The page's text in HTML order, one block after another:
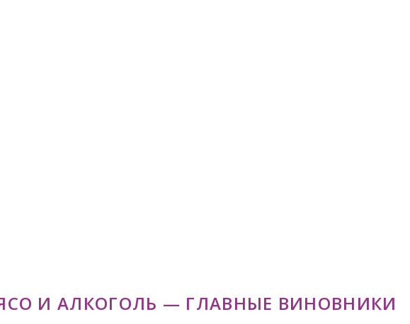
И АЛКОГОЛЬ — ГЛАВНЫЕ ВИНОВНИКИ